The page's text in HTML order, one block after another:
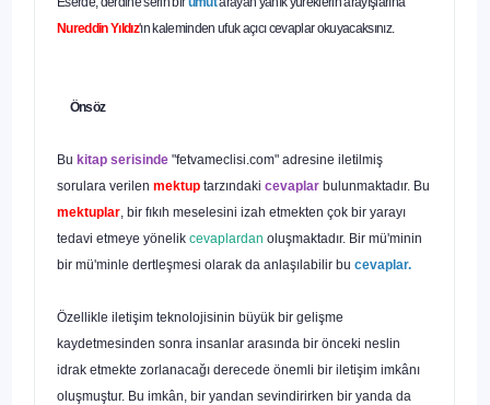
Nureddin Yıldız'ın kaleminden ufuk açıcı cevaplar okuyacaksınız.
Önsöz
Bu kitap serisinde "fetvameclisi.com" adresine iletilmiş
sorulara verilen mektup tarzındaki cevaplar bulunmaktadır. Bu
mektuplar , bir fıkıh meselesini izah etmekten çok bir yarayı
tedavi etmeye yönelik cevap­lardan oluşmaktadır. Bir mü'minin
bir mü'minle dertleşmesi olarak da anlaşılabilir bu cevaplar.
Özellikle iletişim teknolojisinin büyük bir gelişme
kaydetmesinden sonra insanlar arasında bir önceki neslin
idrak etmekte zorlanacağı derecede önemli bir iletişim imkânı
oluşmuştur. Bu imkân, bir yandan sevindirirken bir yanda da